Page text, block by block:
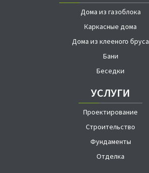
Дома из газоблока
Каркасные дома
Дома из клееного бруса
Бани
Беседки
УСЛУГИ
Проектирование
Строительство
Фундаменты
Отделка